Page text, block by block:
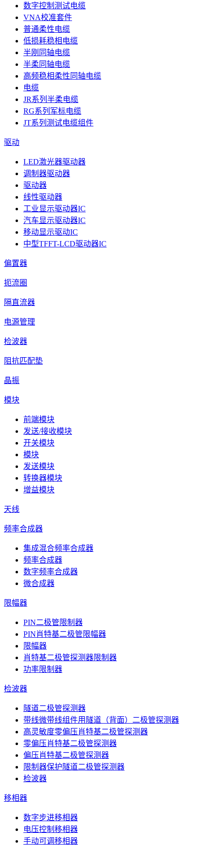
数字控制测试电缆
VNA校准套件
普通柔性电缆
低损耗稳相电缆
半刚同轴电缆
半柔同轴电缆
高频稳相柔性同轴电缆
电缆
JR系列半柔电缆
RG系列军标电缆
JT系列测试电缆组件
驱动
LED激光器驱动器
调制器驱动器
驱动器
线性驱动器
工业显示驱动器IC
汽车显示驱动器IC
移动显示驱动IC
中型TFFT-LCD驱动器IC
偏置器
扼流圈
隔直流器
电源管理
检波器
阻抗匹配垫
晶振
模块
前端模块
发送/接收模块
开关模块
模块
发送模块
转换器模块
增益模块
天线
频率合成器
集成混合频率合成器
频率合成器
数字频率合成器
微合成器
限幅器
PIN二极管限制器
PIN肖特基二极管限幅器
限幅器
肖特基二极管探测器限制器
功率限制器
检波器
隧道二极管探测器
带线微带线组件用隧道（背面）二极管探测器
高灵敏度零偏压肖特基二极管探测器
零偏压肖特基二极管探测器
偏压肖特基二极管探测器
限制器保护隧道二极管探测器
检波器
移相器
数字步进移相器
电压控制移相器
手动可调移相器